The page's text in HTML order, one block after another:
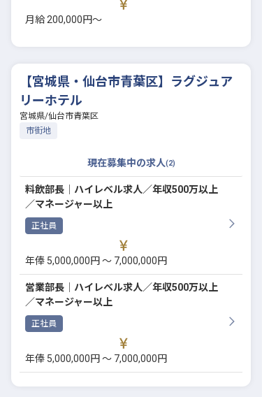
転職サポートに申し込む
採用をお考えの企業様へ
月給 200,000円〜
【宮城県・仙台市青葉区】ラグジュア
リーホテル
宮城県/仙台市青葉区
市街地
現在募集中の求人(2)
正社員
料飲部長│ハイレベル求人／年収500万以上
／マネージャー以上
年俸 5,000,000円 〜 7,000,000円
正社員
営業部長│ハイレベル求人／年収500万以上
／マネージャー以上
年俸 5,000,000円 〜 7,000,000円